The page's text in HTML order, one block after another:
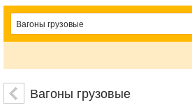
ЦенаВагоны грузовые